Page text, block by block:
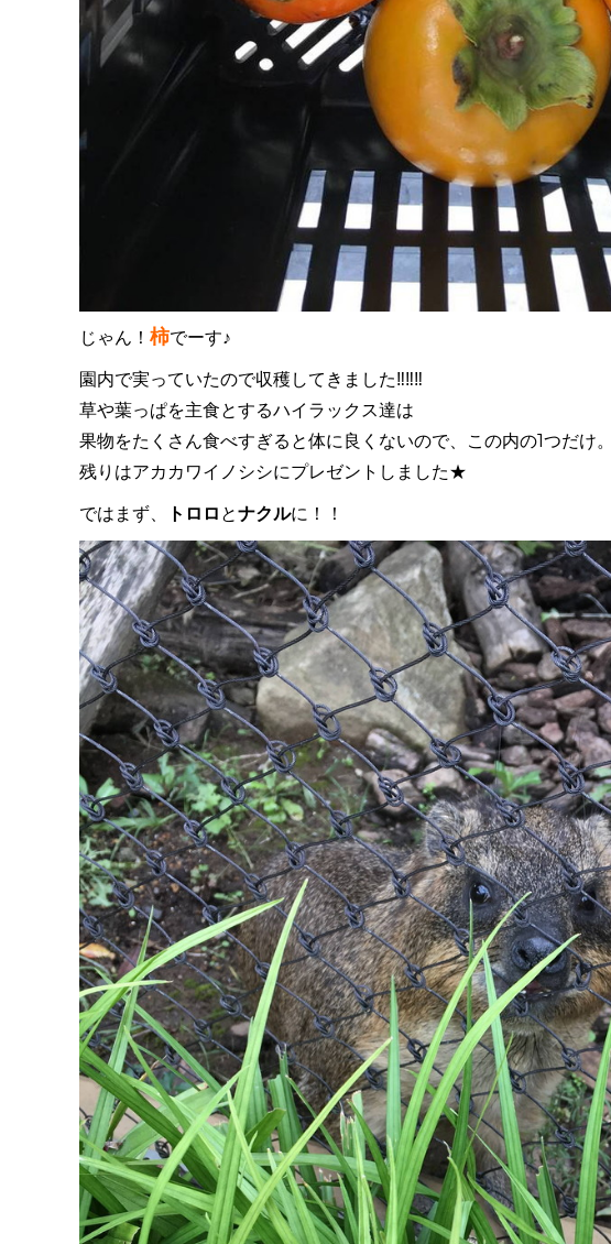
じゃん！ 柿でーす♪
園内で実っていたので収穫してきました‼‼‼
草や葉っぱを主食とするハイラックス達は
果物をたくさん食べすぎると体に良くないので、この内の1つだけ。
残りはアカカワイノシシにプレゼントしました★
ではまず、
トロロ とナクルに！！